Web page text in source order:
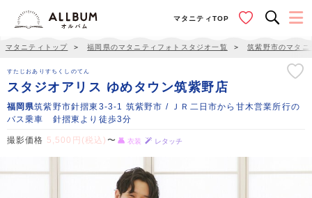
マタニティTOP
マタニティトップ ＞ 福岡県のマタニティフォトスタジオ一覧 ＞ 筑紫野市のマタ
すたじおありすちくしのてん
スタジオアリス ゆめタウン筑紫野店
福岡県筑紫野市針摺東3-3-1 筑紫野市 / ＪＲ二日市から甘木営業所行の
バス乗車 針摺東より徒歩3分
撮影価格 5,500円(税込) 〜 衣装 レタッチ